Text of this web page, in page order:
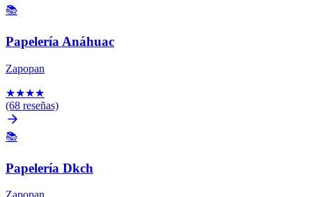
📚
Papelería Anáhuac
Zapopan
★★★★
(68 reseñas)
📚
Papelería Dkch